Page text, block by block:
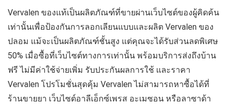
Vervalen ของแท้เป็นผลิตภัณฑ์ที่ขายผ่านเว็บไซต์ของผู้คิดค้น
เท่านั้นเพื่อป้องกันการลอกเลียนแบบและผลิต Vervalen ของ
ปลอม แม้จะเป็นผลิตภัณฑ์ชั้นสูง แต่คุณจะได้รับส่วนลดพิเศษ
50% เมื่อซื้อที่เว็บไซต์ทางการเท่านั้น พร้อมบริการส่งถึงบ้าน
ฟรี ไม่มีค่าใช้จ่ายเพิ่ม รับประกันผลการใช้ และราคา
Vervalen โปรโมชั่นสุดคุ้ม Vervalen ไม่สามารถหาซื้อได้ที่
ร้านขายยา เว็บไซต์อาลีเอ็กซ์เพรส อะเมซอน หรือลาซาด้า